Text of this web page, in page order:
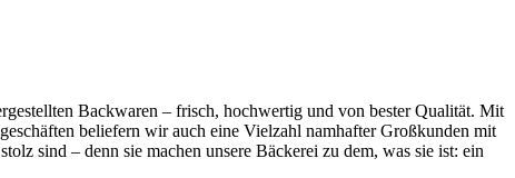
Backwaren – frisch, hochwertig und von bester Qualität. Mit
beliefern wir auch eine Vielzahl namhafter Großkunden mit
sind – denn sie machen unsere Bäckerei zu dem, was sie ist: ein